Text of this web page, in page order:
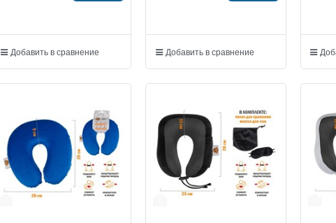
Добавить в сравнение Добавить в сравнение